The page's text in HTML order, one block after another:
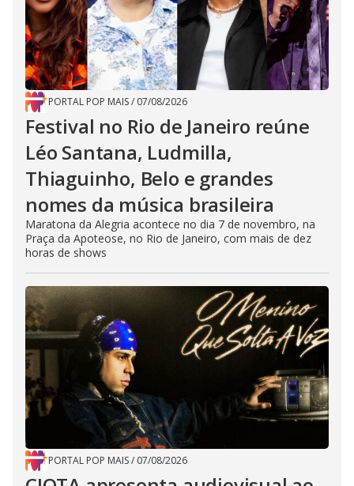
PORTAL POP MAIS/ 07/08/2026
Festival no Rio de Janeiro reúne
Léo Santana, Ludmilla,
Thiaguinho, Belo e grandes
nomes da música brasileira
Maratona da Alegria acontece no dia 7 de novembro, na
Praça da Apoteose, no Rio de Janeiro, com mais de dez
horas de shows
PORTAL POP MAIS/ 07/08/2026